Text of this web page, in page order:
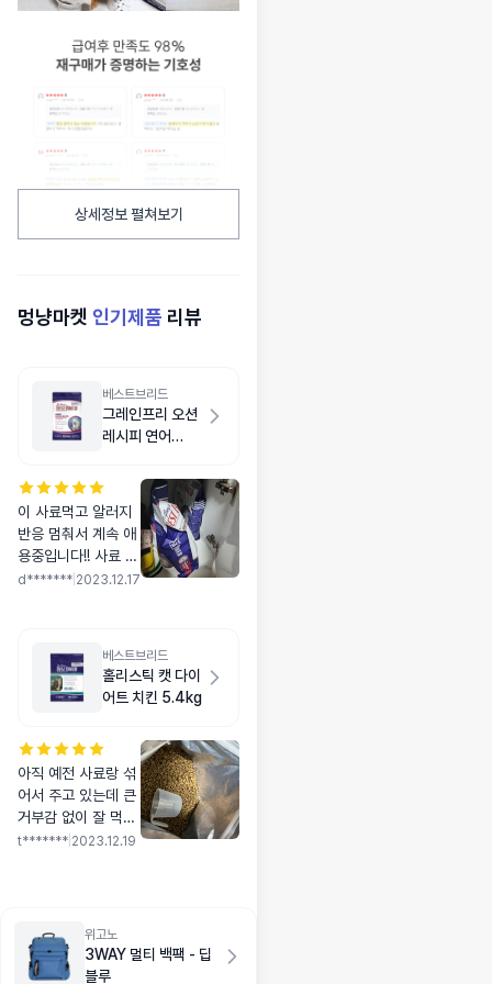
상세정보 펼쳐보기
멍냥마켓 인기제품 리뷰
베스트브리드
그레인프리 오션
레시피 연어
이 사료먹고 알러지
반응 멈춰서 계속 애
용중입니다!! 사료 크
기도괜찮고 가격도
d******* 2023.12.17
베스트브리드
홀리스틱 캣 다이
어트 치킨 5.4kg
아직 예전 사료랑 섞
어서 주고 있는데 큰
거부감 없이 잘 먹는
듯 합니다 재구매 할
t******* 2023.12.19
위고노
3WAY 멀티 백팩 - 딥
블루